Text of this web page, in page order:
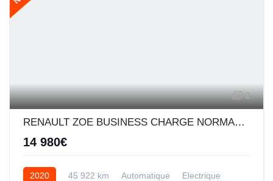
2
RENAULT ZOE BUSINESS CHARGE NORMALE R110 ACHAT INTEGRAL - 20
14 980€
2020 45 922 km Automatique Electrique